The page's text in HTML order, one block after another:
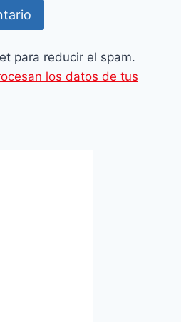
para reducir el spam.
los datos de tus